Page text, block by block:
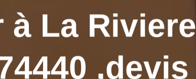
à La Riviere
,devis